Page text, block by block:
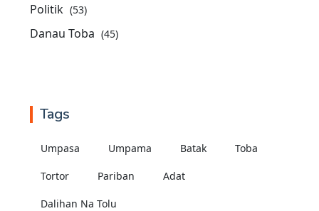
Politik (53)
Danau Toba (45)
Tags
Umpasa Umpama Batak Toba
Tortor Pariban Adat
Dalihan Na Tolu